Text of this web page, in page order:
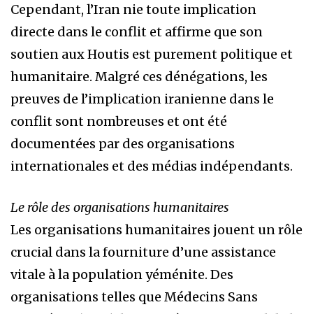
Cependant, l’Iran nie toute implication
directe dans le conflit et affirme que son
soutien aux Houtis est purement politique et
humanitaire. Malgré ces dénégations, les
preuves de l’implication iranienne dans le
conflit sont nombreuses et ont été
documentées par des organisations
internationales et des médias indépendants.
Le rôle des organisations humanitaires
Les organisations humanitaires jouent un rôle
crucial dans la fourniture d’une assistance
vitale à la population yéménite. Des
organisations telles que Médecins Sans